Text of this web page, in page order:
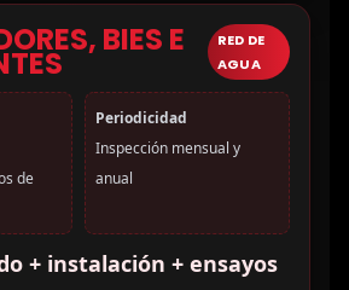
BIES E
RED DE
AGUA
de
Periodicidad
Inspección mensual y
anual
+ instalación + ensayos